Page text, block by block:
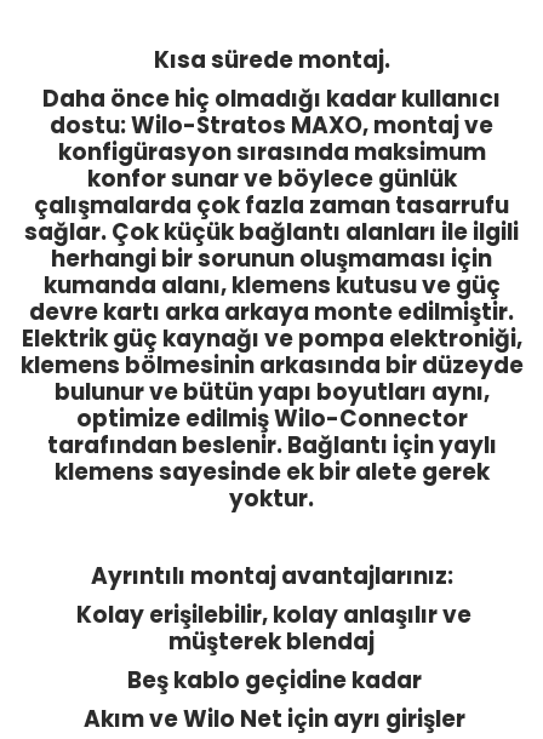
Kısa sürede montaj.
Daha önce hiç olmadığı kadar kullanıcı
dostu: Wilo-Stratos MAXO, montaj ve
konfigürasyon sırasında maksimum
konfor sunar ve böylece günlük
çalışmalarda çok fazla zaman tasarrufu
sağlar. Çok küçük bağlantı alanları ile ilgili
herhangi bir sorunun oluşmaması için
kumanda alanı, klemens kutusu ve güç
devre kartı arka arkaya monte edilmiştir.
Elektrik güç kaynağı ve pompa elektroniği,
klemens bölmesinin arkasında bir düzeyde
bulunur ve bütün yapı boyutları aynı,
optimize edilmiş Wilo-Connector
tarafından beslenir. Bağlantı için yaylı
klemens sayesinde ek bir alete gerek
yoktur.
Ayrıntılı montaj avantajlarınız:
Kolay erişilebilir, kolay anlaşılır ve
müşterek blendaj
Beş kablo geçidine kadar
Akım ve Wilo Net için ayrı girişler